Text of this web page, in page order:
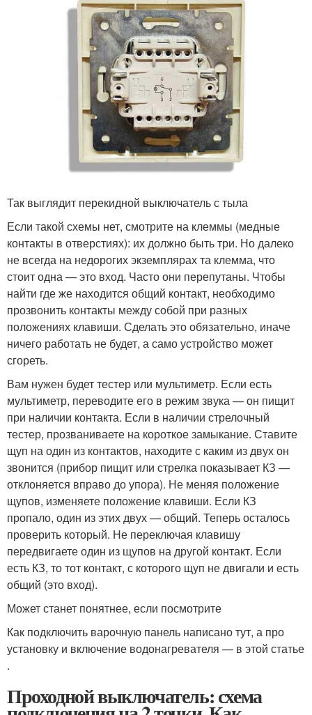
Так выглядит перекидной выключатель с тыла
Если такой схемы нет, смотрите на клеммы (медные
контакты в отверстиях): их должно быть три. Но далеко
не всегда на недорогих экземплярах та клемма, что
стоит одна — это вход. Часто они перепутаны. Чтобы
найти где же находится общий контакт, необходимо
прозвонить контакты между собой при разных
положениях клавиши. Сделать это обязательно, иначе
ничего работать не будет, а само устройство может
сгореть.
Вам нужен будет тестер или мультиметр. Если есть
мультиметр, переводите его в режим звука — он пищит
при наличии контакта. Если в наличии стрелочный
тестер, прозваниваете на короткое замыкание. Ставите
щуп на один из контактов, находите с каким из двух он
звонится (прибор пищит или стрелка показывает КЗ —
отклоняется вправо до упора). Не меняя положение
щупов, изменяете положение клавиши. Если КЗ
пропало, один из этих двух — общий. Теперь осталось
проверить который. Не переключая клавишу
передвигаете один из щупов на другой контакт. Если
есть КЗ, то тот контакт, с которого щуп не двигали и есть
общий (это вход).
Может станет понятнее, если посмотрите
Как подключить варочную панель написано тут, а про
установку и включение водонагревателя — в этой статье
.
Проходной выключатель: схема